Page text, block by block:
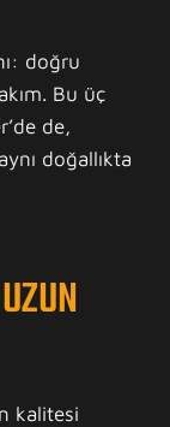
doğru
Bu üç
de,
doğallıkta
kalitesi